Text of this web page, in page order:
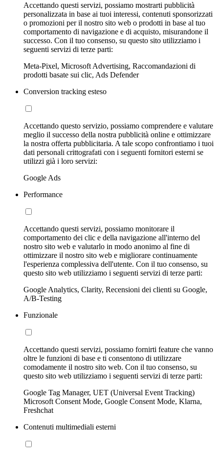
Accettando questi servizi, possiamo mostrarti pubblicità
personalizzata in base ai tuoi interessi, contenuti sponsorizzati
o promozioni per il nostro sito web o prodotti in base al tuo
comportamento di navigazione e di acquisto, misurandone il
successo. Con il tuo consenso, su questo sito utilizziamo i
seguenti servizi di terze parti:
Meta-Pixel, Microsoft Advertising, Raccomandazioni di
prodotti basate sui clic, Ads Defender
Conversion tracking esteso
Accettando questo servizio, possiamo comprendere e valutare
meglio il successo della nostra pubblicità online e ottimizzare
la nostra offerta pubblicitaria. A tale scopo confrontiamo i tuoi
dati personali crittografati con i seguenti fornitori esterni se
utilizzi già i loro servizi:
Google Ads
Performance
Accettando questi servizi, possiamo monitorare il
comportamento dei clic e della navigazione all'interno del
nostro sito web e valutarlo in modo anonimo al fine di
ottimizzare il nostro sito web e migliorare continuamente
l'esperienza complessiva dell'utente. Con il tuo consenso, su
questo sito web utilizziamo i seguenti servizi di terze parti:
Google Analytics, Clarity, Recensioni dei clienti su Google,
A/B-Testing
Funzionale
Accettando questi servizi, possiamo fornirti feature che vanno
oltre le funzioni di base e ti consentono di utilizzare
comodamente il nostro sito web. Con il tuo consenso, su
questo sito web utilizziamo i seguenti servizi di terze parti:
Google Tag Manager, UET (Universal Event Tracking)
Microsoft Consent Mode, Google Consent Mode, Klarna,
Freshchat
Contenuti multimediali esterni